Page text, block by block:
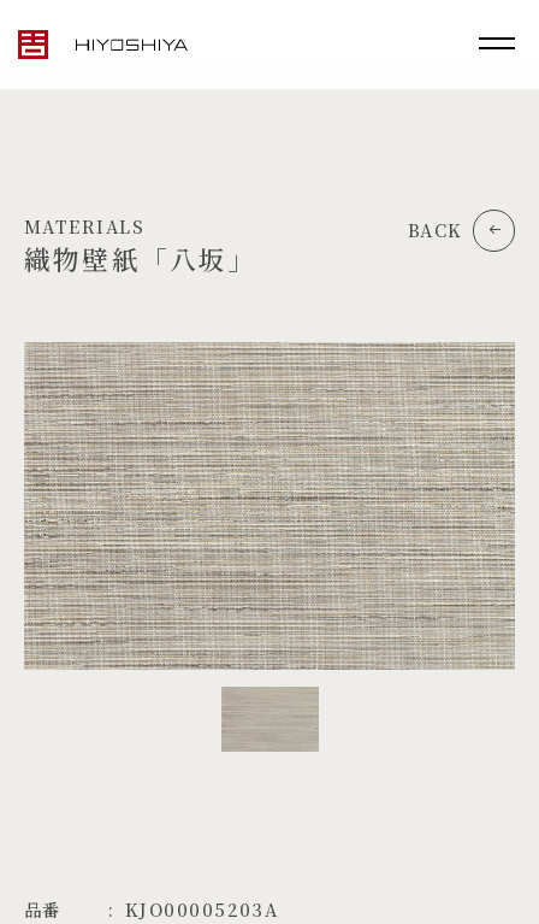
TOP
MATERIALS
PRODUCTS
ARTWORK
PROJECTS
ZH
MATERIALS
織物壁紙「八坂」
BACK
品番
KJO00005203A